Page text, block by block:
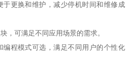
于更换和维护，减少停机时间和维修成
，可满足不同应用场景的需求。
编程模式可选，满足不同用户的个性化